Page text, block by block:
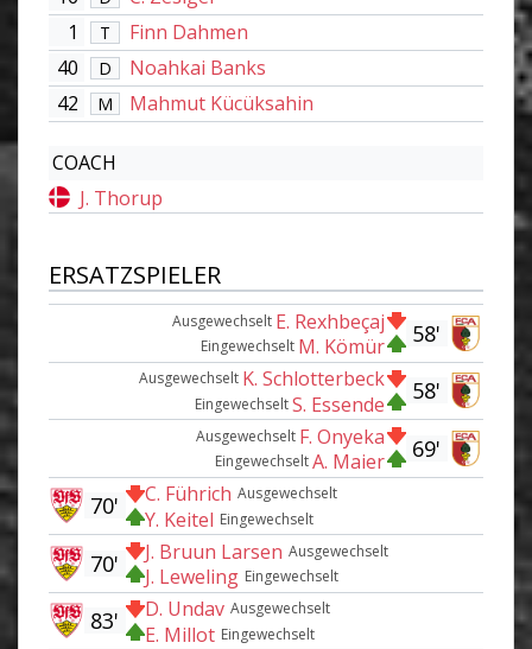
1
T
Finn Dahmen
40
D
Noahkai Banks
42
M Mahmut Kücüksahin
COACH
J. Thorup
ERSATZSPIELER
58'
Ausgewechselt E. Rexhbeçaj
Eingewechselt M. Kömür
58'
Ausgewechselt K. Schlotterbeck
EingewechseltS. Essende
69'
Ausgewechselt F. Onyeka
EingewechseltA. Maier
Ausgewechselt
C. Führich
Eingewechselt
Y. Keitel
70'
Ausgewechselt
J. Bruun Larsen
Eingewechselt
J. Leweling
70'
Ausgewechselt
D. Undav
Eingewechselt
E. Millot
83'